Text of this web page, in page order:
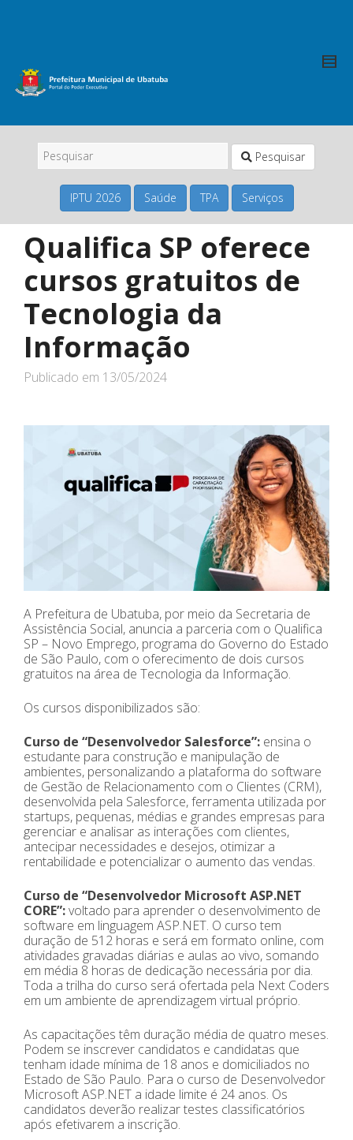
Pesquisar
IPTU 2026 Saúde TPA Serviços
Qualifica SP oferece
cursos gratuitos de
Tecnologia da
Informação
Publicado em 13/05/2024
A Prefeitura de Ubatuba, por meio da Secretaria de
Assistência Social, anuncia a parceria com o Qualifica
SP – Novo Emprego, programa do Governo do Estado
de São Paulo, com o oferecimento de dois cursos
gratuitos na área de Tecnologia da Informação.
Os cursos disponibilizados são:
Curso de “Desenvolvedor Salesforce”: ensina o
estudante para construção e manipulação de
ambientes, personalizando a plataforma do software
de Gestão de Relacionamento com o Clientes (CRM),
desenvolvida pela Salesforce, ferramenta utilizada por
startups, pequenas, médias e grandes empresas para
gerenciar e analisar as interações com clientes,
antecipar necessidades e desejos, otimizar a
rentabilidade e potencializar o aumento das vendas.
Curso de “Desenvolvedor Microsoft ASP.NET
CORE”:voltado para aprender o desenvolvimento de
software em linguagem ASP.NET. O curso tem
duração de 512 horas e será em formato online, com
atividades gravadas diárias e aulas ao vivo, somando
em média 8 horas de dedicação necessária por dia.
Toda a trilha do curso será ofertada pela Next Coders
em um ambiente de aprendizagem virtual próprio.
As capacitações têm duração média de quatro meses.
Podem se inscrever candidatos e candidatas que
tenham idade mínima de 18 anos e domiciliados no
Estado de São Paulo. Para o curso de Desenvolvedor
Microsoft ASP.NET a idade limite é 24 anos. Os
candidatos deverão realizar testes classificatórios
após efetivarem a inscrição.